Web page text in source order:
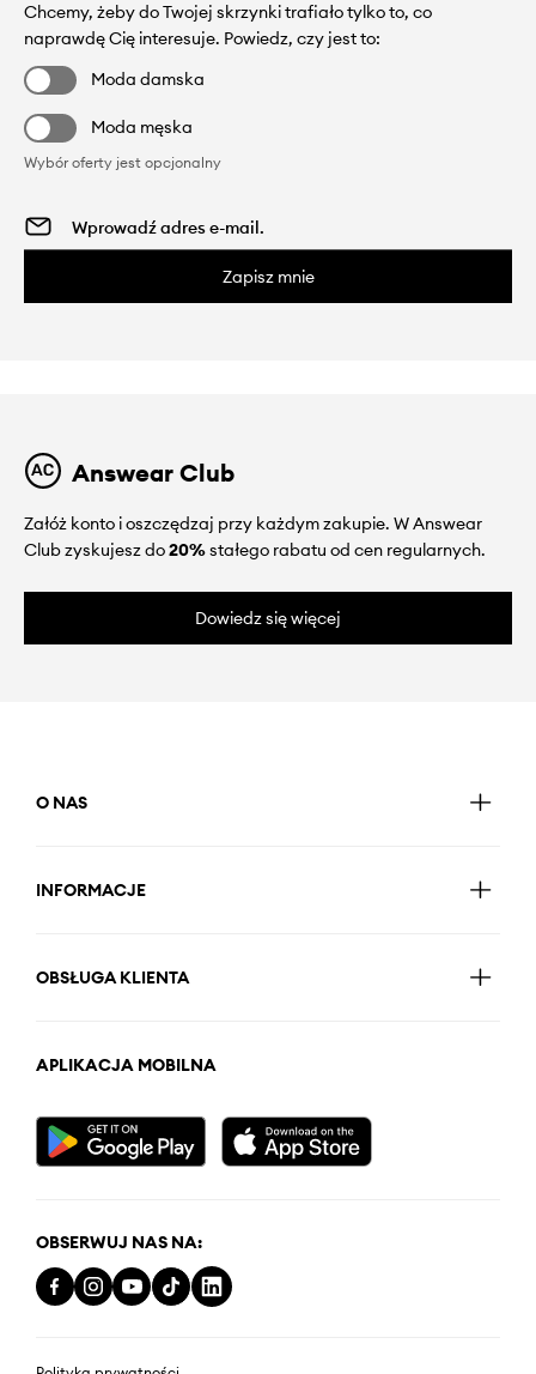
Chcemy, żeby do Twojej skrzynki trafiało tylko to, co
naprawdę Cię interesuje. Powiedz, czy jest to:
Moda damska
Moda męska
Wybór oferty jest opcjonalny
Zapisz mnie
Answear Club
Załóż konto i oszczędzaj przy każdym zakupie. W Answear
Club zyskujesz do20%stałego rabatu od cen regularnych.
Dowiedz się więcej
O NAS
INFORMACJE
OBSŁUGA KLIENTA
APLIKACJA MOBILNA
OBSERWUJ NAS NA: